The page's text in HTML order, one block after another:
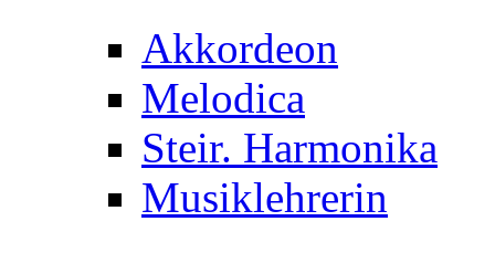
Akkordeon
Melodica
Steir. Harmonika
Musiklehrerin